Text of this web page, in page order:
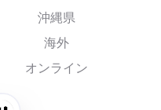
沖縄県
海外
オンライン